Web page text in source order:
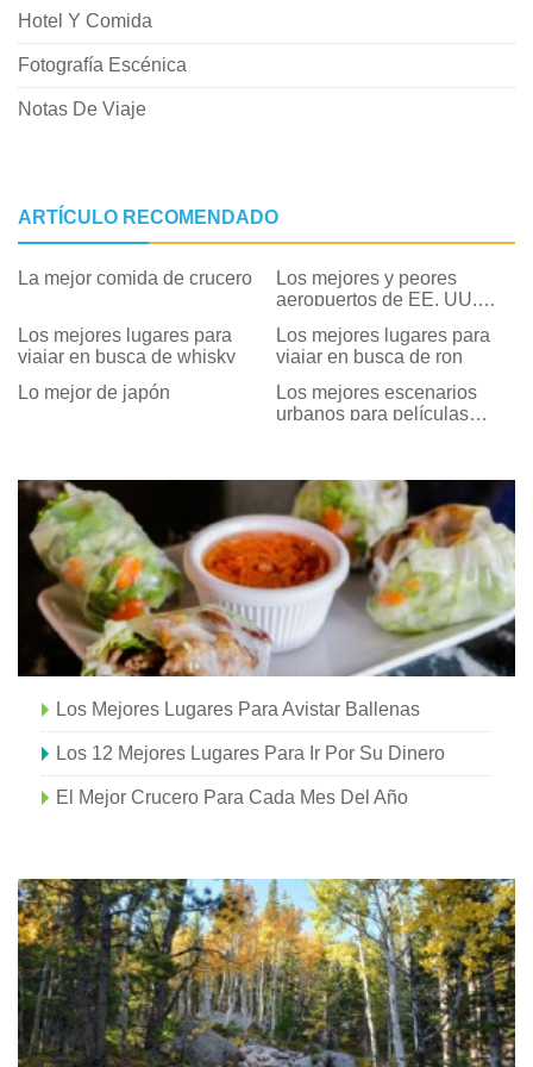
Hotel Y Comida
Fotografía Escénica
Notas De Viaje
ARTÍCULO RECOMENDADO
La mejor comida de crucero
Los mejores y peores
aeropuertos de EE. UU.
Los mejores lugares para
viajar en busca de whisky
Los mejores lugares para
viajar en busca de ron
Lo mejor de japón
Los mejores escenarios
urbanos para películas
Los Mejores Lugares Para Avistar Ballenas
Los 12 Mejores Lugares Para Ir Por Su Dinero
El Mejor Crucero Para Cada Mes Del Año